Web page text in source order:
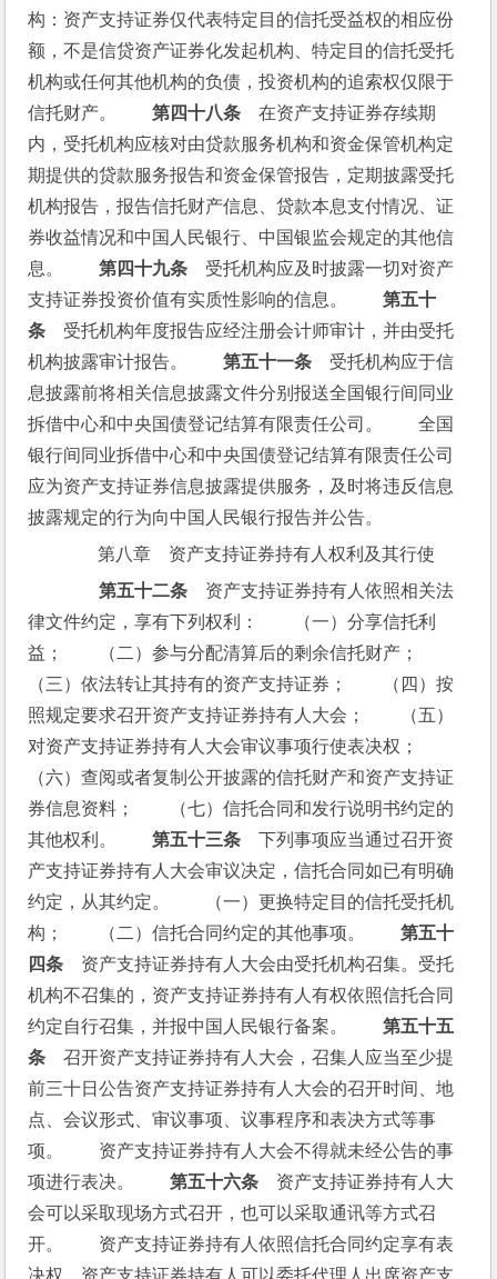
构：资产支持证券仅代表特定目的信托受益权的相应份
额，不是信贷资产证券化发起机构、特定目的信托受托
机构或任何其他机构的负债，投资机构的追索权仅限于
信托财产。 第四十八条 在资产支持证券存续期
内，受托机构应核对由贷款服务机构和资金保管机构定
期提供的贷款服务报告和资金保管报告，定期披露受托
机构报告，报告信托财产信息、贷款本息支付情况、证
券收益情况和中国人民银行、中国银监会规定的其他信
息。 第四十九条 受托机构应及时披露一切对资产
支持证券投资价值有实质性影响的信息。 第五十
条 受托机构年度报告应经注册会计师审计，并由受托
机构披露审计报告。 第五十一条 受托机构应于信
息披露前将相关信息披露文件分别报送全国银行间同业
拆借中心和中央国债登记结算有限责任公司。　　全国
银行间同业拆借中心和中央国债登记结算有限责任公司
应为资产支持证券信息披露提供服务，及时将违反信息
披露规定的行为向中国人民银行报告并公告。
第八章　资产支持证券持有人权利及其行使
第五十二条 资产支持证券持有人依照相关法
律文件约定，享有下列权利：　　（一）分享信托利
益；　　（二）参与分配清算后的剩余信托财产；
（三）依法转让其持有的资产支持证券；　　（四）按
照规定要求召开资产支持证券持有人大会；　　（五）
对资产支持证券持有人大会审议事项行使表决权；
（六）查阅或者复制公开披露的信托财产和资产支持证
券信息资料；　　（七）信托合同和发行说明书约定的
其他权利。 第五十三条 下列事项应当通过召开资
产支持证券持有人大会审议决定，信托合同如已有明确
约定，从其约定。　　（一）更换特定目的信托受托机
构；　　（二）信托合同约定的其他事项。 第五十
四条 资产支持证券持有人大会由受托机构召集。受托
机构不召集的，资产支持证券持有人有权依照信托合同
约定自行召集，并报中国人民银行备案。 第五十五
条 召开资产支持证券持有人大会，召集人应当至少提
前三十日公告资产支持证券持有人大会的召开时间、地
点、会议形式、审议事项、议事程序和表决方式等事
项。　　资产支持证券持有人大会不得就未经公告的事
项进行表决。 第五十六条 资产支持证券持有人大
会可以采取现场方式召开，也可以采取通讯等方式召
开。　　资产支持证券持有人依照信托合同约定享有表
决权，资产支持证券持有人可以委托代理人出席资产支